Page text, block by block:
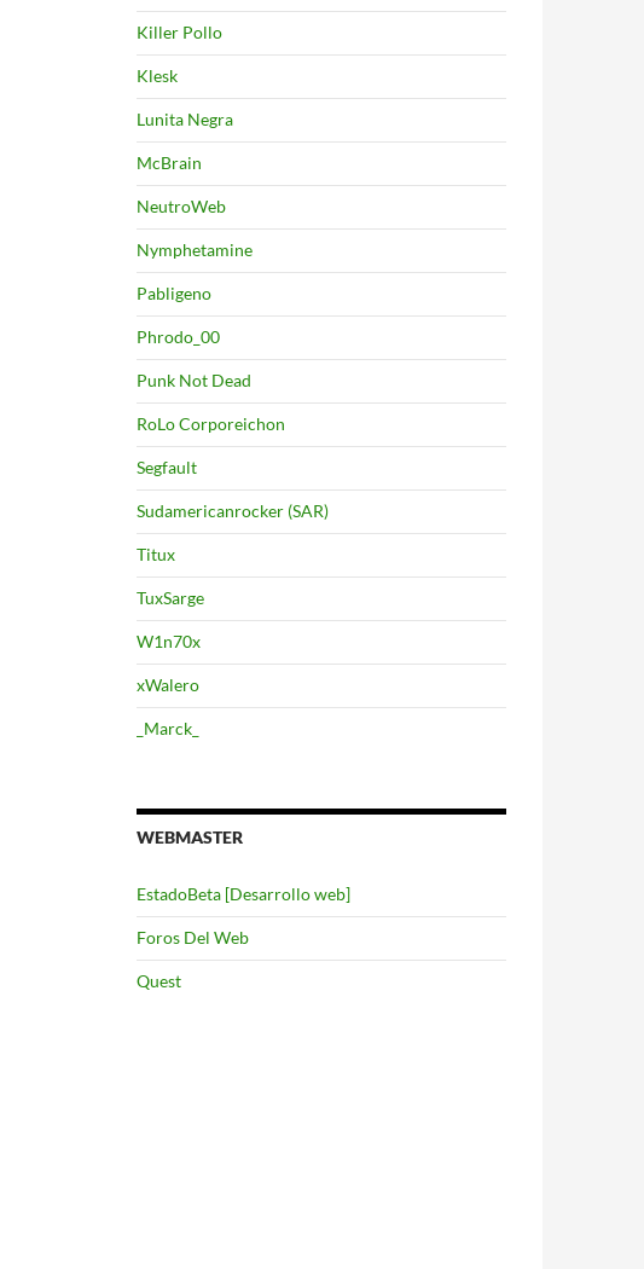
Killer Pollo
Klesk
Lunita Negra
McBrain
NeutroWeb
Nymphetamine
Pabligeno
Phrodo_00
Punk Not Dead
RoLo Corporeichon
Segfault
Sudamericanrocker (SAR)
Titux
TuxSarge
W1n70x
xWalero
_Marck_
WEBMASTER
EstadoBeta [Desarrollo web]
Foros Del Web
Quest